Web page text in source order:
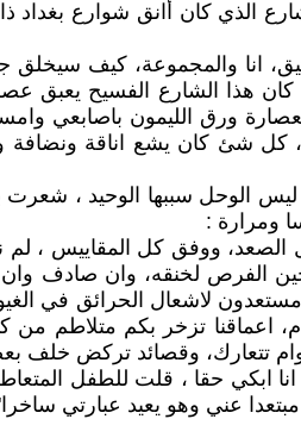
والمجموعة، كيف سيخلق جيلنا
كان هذا الشارع الفسيح يعبق
ورق الليمون باصابعي
كل شئ كان يشع اناقة
الوحل سببها الوحيد ، شعرت
ومرارة :
ووفق كل المقاييس ، لم
لخنقه، وان صادف وان
لاشعال الحرائق في
اعماقنا تزخر بكم متلاطم
تتعارك، وقصائد تركض خلف
حقا ، قلت للطفل
عني وهو يعيد عبارتي